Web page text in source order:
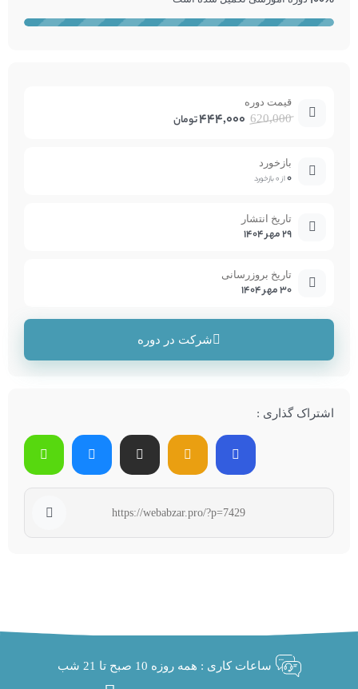
قیمت دوره
620,000
444,000تومان
بازخورد
0از 0 بازخورد
تاریخ انتشار
29 مهر 1404
تاریخ بروزرسانی
30 مهر 1404
شرکت در دوره
اشتراک گذاری :
ساعات کاری : همه روزه 10 صبح تا 21 شب